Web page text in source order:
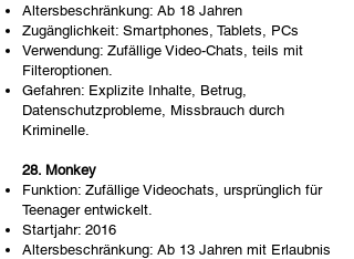
Altersbeschränkung: Ab 18 Jahren
Zugänglichkeit: Smartphones, Tablets, PCs
Verwendung: Zufällige Video-Chats, teils mit
Filteroptionen.
Gefahren: Explizite Inhalte, Betrug,
Datenschutzprobleme, Missbrauch durch
Kriminelle.
28. Monkey
Funktion: Zufällige Videochats, ursprünglich für
Teenager entwickelt.
Startjahr: 2016
Altersbeschränkung: Ab 13 Jahren mit Erlaubnis